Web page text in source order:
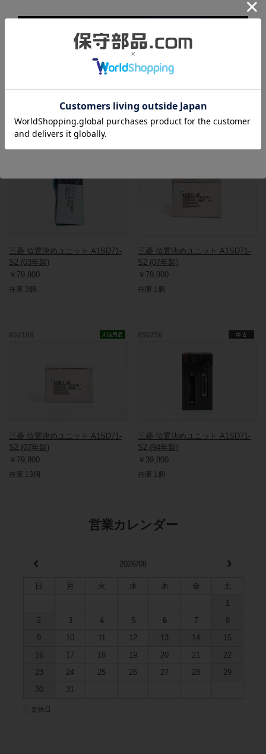
ました。本体を包むビニール袋は開封されているため、本体には
麗な状態を保っています。ビニール袋にはシワやヨレが多数あっ
たため、当社で用意した新品の帯電防止袋で梱包しなおしていま
この商品と同一型番の商品
803376
三菱 位置決めユニット A1SD71-
S2 (03年製)
￥79,800
在庫 3個
803136
三菱 位置決めユニット A1SD71-
S2 (07年製)
￥79,800
在庫 1個
三菱 位置決めユニット A1SD71-
S2 (07年製)
￥79,800
在庫 13個
三菱 位置決めユニット A1SD71-
S2 (94年製)
￥39,800
在庫 1個
営業カレンダー
2026/08
日 月 火 水 木 金
1
2
3 4 5 6 7
8
9
10 11 12 13 14
15
16
17 18 19 20 21
22
23
24 25 26 27 28
29
30
31
定休日